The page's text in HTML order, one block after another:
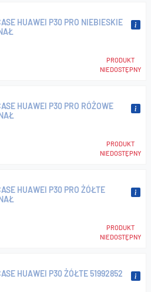
HUAWEI P30 PRO NIEBIESKIE
PRODUKT
NIEDOSTĘPNY
HUAWEI P30 PRO RÓŻOWE
PRODUKT
NIEDOSTĘPNY
HUAWEI P30 PRO ŻÓŁTE
PRODUKT
NIEDOSTĘPNY
HUAWEI P30 ŻÓŁTE 51992852